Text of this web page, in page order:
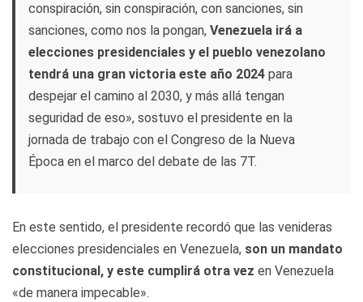
conspiración, sin conspiración, con sanciones, sin
sanciones, como nos la pongan, Venezuela irá a
elecciones presidenciales y el pueblo venezolano
tendrá una gran victoria este año 2024 para
despejar el camino al 2030, y más allá tengan
seguridad de eso», sostuvo el presidente en la
jornada de trabajo con el Congreso de la Nueva
Época en el marco del debate de las 7T.
En este sentido, el presidente recordó que las venideras
elecciones presidenciales en Venezuela, son un mandato
constitucional, y este cumplirá otra vez en Venezuela
«de manera impecable».